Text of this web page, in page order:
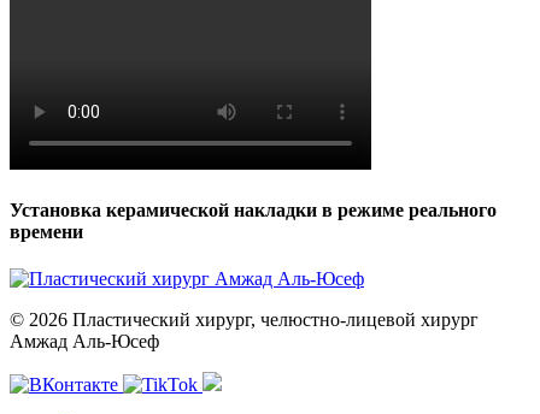
Установка керамической накладки в режиме реального
времени
© 2026 Пластический хирург, челюстно-лицевой хирург
Амжад Аль-Юсеф